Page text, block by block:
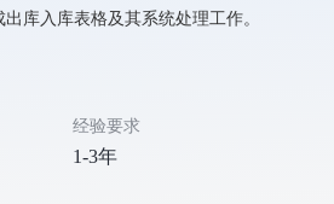
库入库表格及其系统处理工作。
经验要求
1-3年